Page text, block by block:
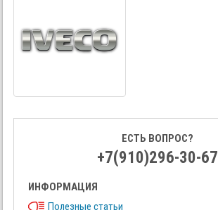
ЕСТЬ ВОПРОС?
+7(910)296-30-67
ИНФОРМАЦИЯ
Полезные статьи